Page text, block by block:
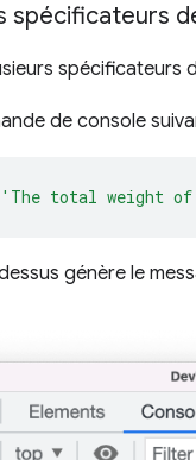
spécificateurs
spécificateurs
de console
'The total weight of
génère le